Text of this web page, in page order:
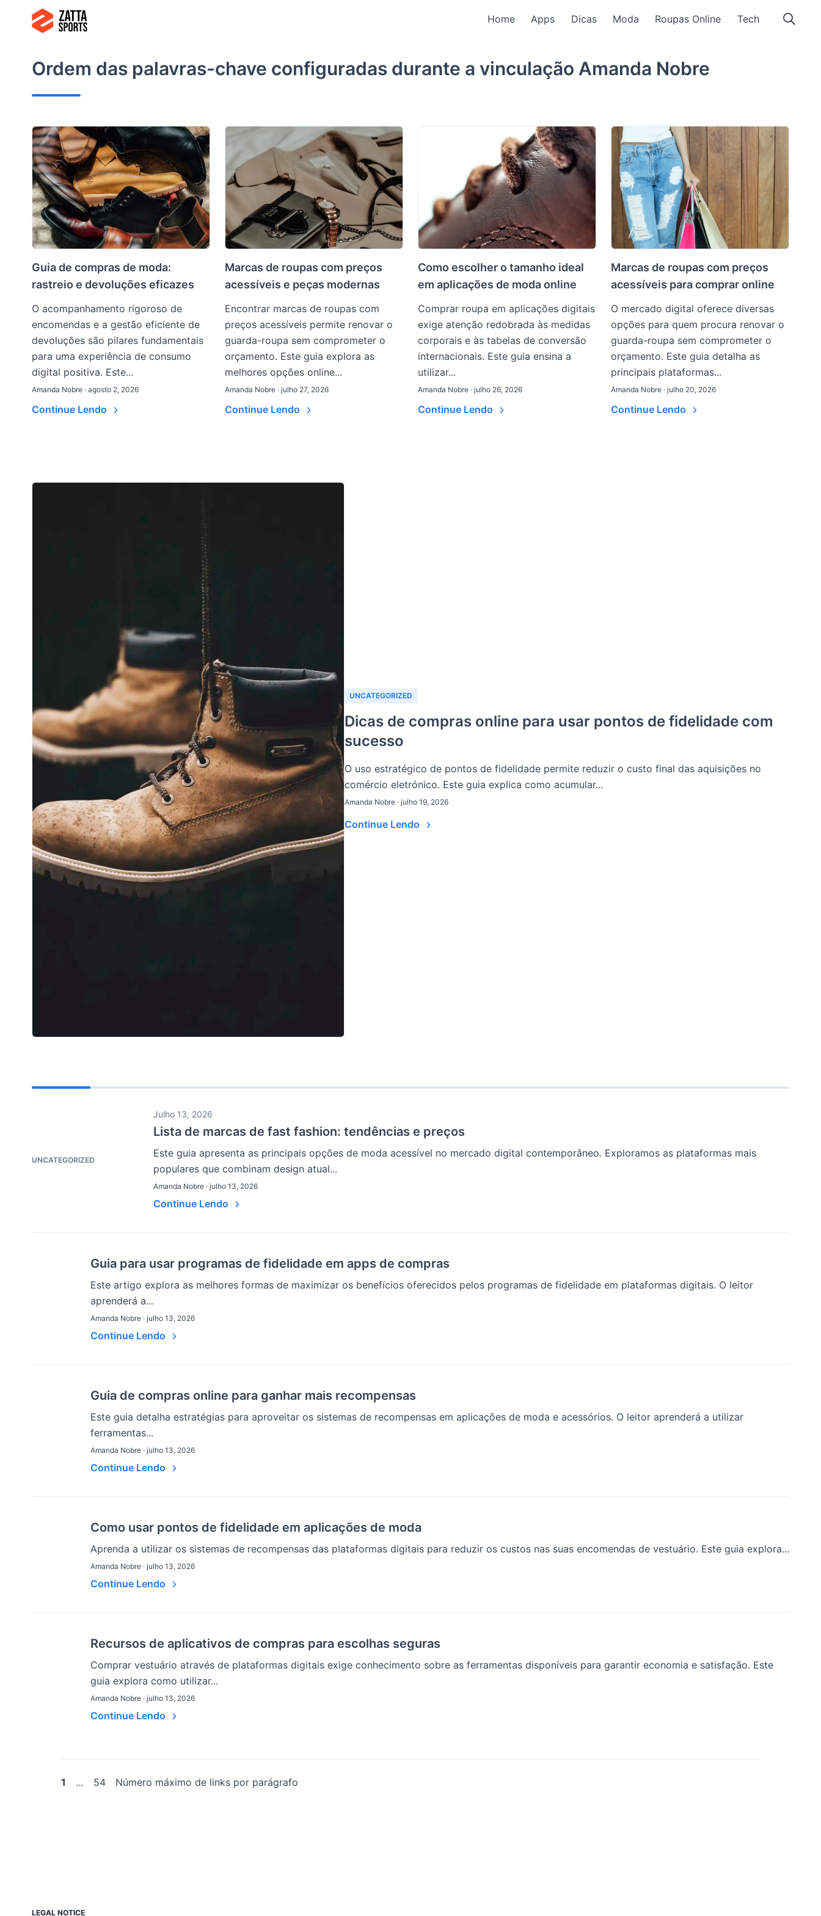
conteúdo
Home Apps Dicas Moda Roupas Online Tech
Ordem das palavras-chave configuradas durante a vinculação Amanda Nobre
Guia de compras de moda:
rastreio e devoluções eficazes
O acompanhamento rigoroso de
encomendas e a gestão eficiente de
devoluções são pilares fundamentais
para uma experiência de consumo
digital positiva. Este...
Amanda Nobre · agosto 2, 2026
Continue Lendo
Marcas de roupas com preços
acessíveis e peças modernas
Encontrar marcas de roupas com
preços acessíveis permite renovar o
guarda-roupa sem comprometer o
orçamento. Este guia explora as
melhores opções online...
Amanda Nobre · julho 27, 2026
Continue Lendo
Como escolher o tamanho ideal
em aplicações de moda online
Comprar roupa em aplicações digitais
exige atenção redobrada às medidas
corporais e às tabelas de conversão
internacionais. Este guia ensina a
utilizar...
Amanda Nobre · julho 26, 2026
Continue Lendo
Marcas de roupas com preços
acessíveis para comprar online
O mercado digital oferece diversas
opções para quem procura renovar o
guarda-roupa sem comprometer o
orçamento. Este guia detalha as
principais plataformas...
Amanda Nobre · julho 20, 2026
Continue Lendo
UNCATEGORIZED
Dicas de compras online para usar pontos de fidelidade com
sucesso
O uso estratégico de pontos de fidelidade permite reduzir o custo final das aquisições no
comércio eletrónico. Este guia explica como acumular...
Amanda Nobre · julho 19, 2026
Continue Lendo
UNCATEGORIZED
Julho 13, 2026
Lista de marcas de fast fashion: tendências e preços
Este guia apresenta as principais opções de moda acessível no mercado digital contemporâneo. Exploramos as plataformas mais
populares que combinam design atual...
Amanda Nobre · julho 13, 2026
Continue Lendo
Guia para usar programas de fidelidade em apps de compras
Este artigo explora as melhores formas de maximizar os benefícios oferecidos pelos programas de fidelidade em plataformas digitais. O leitor
aprenderá a...
Amanda Nobre · julho 13, 2026
Continue Lendo
Guia de compras online para ganhar mais recompensas
Este guia detalha estratégias para aproveitar os sistemas de recompensas em aplicações de moda e acessórios. O leitor aprenderá a utilizar
ferramentas...
Amanda Nobre · julho 13, 2026
Continue Lendo
Como usar pontos de fidelidade em aplicações de moda
Aprenda a utilizar os sistemas de recompensas das plataformas digitais para reduzir os custos nas suas encomendas de vestuário. Este guia explora...
Amanda Nobre · julho 13, 2026
Continue Lendo
Recursos de aplicativos de compras para escolhas seguras
Comprar vestuário através de plataformas digitais exige conhecimento sobre as ferramentas disponíveis para garantir economia e satisfação. Este
guia explora como utilizar...
Amanda Nobre · julho 13, 2026
Continue Lendo
Paginação
1 … 54 Número máximo de links por parágrafo
LEGAL NOTICE